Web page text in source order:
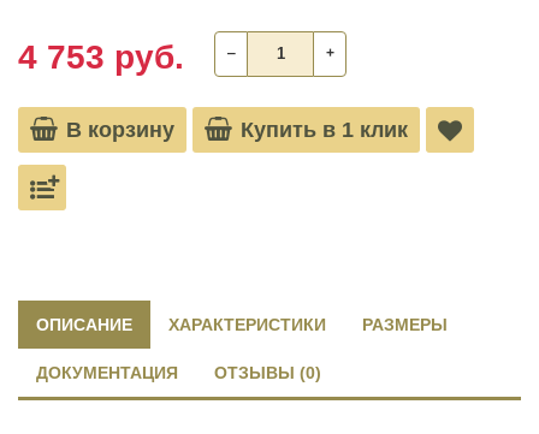
4 753 руб. ‒ +
В корзину Купить в 1 клик
ОПИСАНИЕ ХАРАКТЕРИСТИКИ РАЗМЕРЫ
ДОКУМЕНТАЦИЯ ОТЗЫВЫ (0)